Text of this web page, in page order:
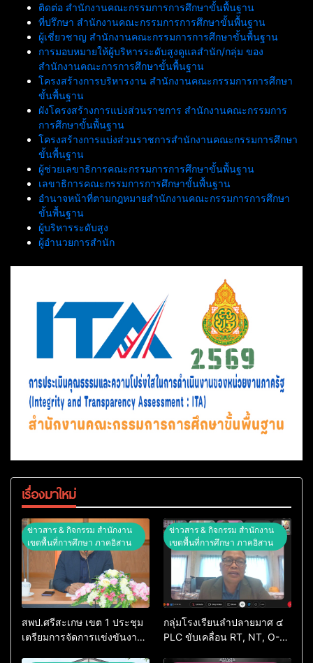
ติดต่อ สำนักงานคณะกรรมการการศึกษาขั้นพื้นฐาน
ที่ปรึกษา สำนักงานคณะกรรมการการศึกษาขั้นพื้นฐาน
ผู้เชี่ยวชาญ สำนักงานคณะกรรมการการศึกษาขั้นพื้นฐาน
การมอบหมายให้ผู้บริหารระดับสูงดูแลสำนัก/กลุ่ม ของ
สำนักงานคณะการการศึกษาขั้นพื้นฐาน
โครงสร้างการบริหารงาน สำนักงานคณะกรรมการการศึกษา
ขั้นพื้นฐาน
ผังโครงสร้างการแบ่งส่วนราชการ สำนักงานคณะกรรมการ
การศึกษาขั้นพื้นฐาน
โครงสร้างการแบ่งส่วนราชการสำนักงานคณะกรรมการศึกษา
ขั้นพื้นฐาน
ผู้ช่วยเลขาธิการคณะกรรมการการศึกษาขั้นพื้นฐาน
เลขาธิการคณะกรรมการการศึกษาขั้นพื้นฐาน
อำนาจหน้าที่ตามกฎหมายสำนักงานคณะกรรมการการศึกษา
ขั้นพื้นฐาน
ผู้บริหารระดับสูง
ผู้อำนวยการสำนัก
เรื่องมาใหม่
ข่าวสาร & กิจกรรม สำนักงาน
เขตพื้นที่การศึกษา ภาคอิสาน
สพป.ศรีสะเกษ เขต 1 ประชุม
เตรียมการจัดการแข่งขันงาน
ข่าวสาร & กิจกรรม สำนักงาน
เขตพื้นที่การศึกษา ภาคอิสาน
กลุ่มโรงเรียนลำปลายมาศ ๔
PLC ขับเคลื่อน RT, NT, O-